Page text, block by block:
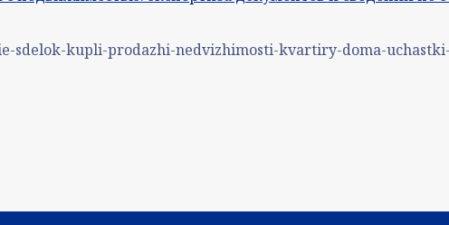
sdelok-kupli-prodazhi-nedvizhimosti-kvartiry-doma-